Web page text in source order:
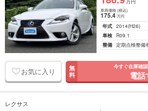
万円
車両価格(税込)
175.4万円
年式 2014(H26)
車検
R09.1
整備 定期点検整備
お気に入り 無
料
今すぐ在庫確
電話
レクサス